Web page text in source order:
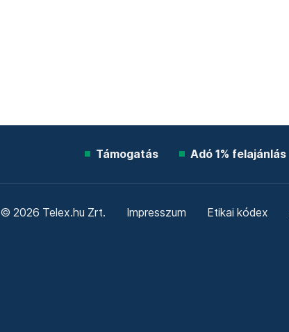
Támogatás Adó 1% felajánlás
© 2026 Telex.hu Zrt. Impresszum Etikai kódex